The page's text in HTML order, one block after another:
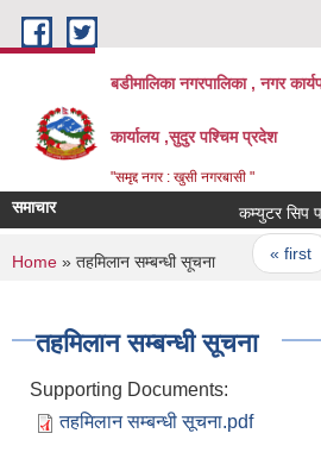
Skip to main content
बडीमालिका नगरपालिका , नगर
कार्यालय ,सुदुर पश्चिम प्रदेश
"समृद्द नगर : खुसी नगरबासी "
समाचार कम्युटर सिप
Pages
« first
You are here
Home » तहमिलान सम्बन्धी सूचना
तहमिलान सम्बन्धी सूचना
Supporting Documents:
तहमिलान सम्बन्धी सूचना.pdf